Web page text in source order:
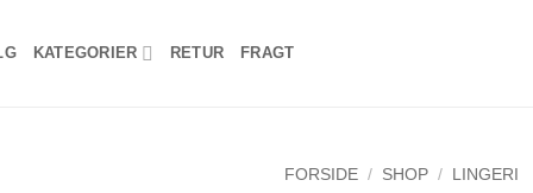
KATEGORIER RETUR FRAGT
FORSIDE / SHOP / LINGERI